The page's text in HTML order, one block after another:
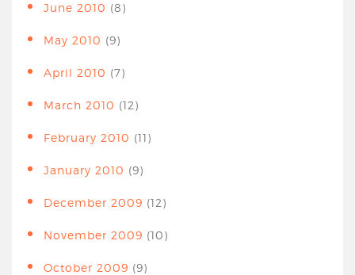
June 2010 (8)
May 2010 (9)
April 2010 (7)
March 2010 (12)
February 2010 (11)
January 2010 (9)
December 2009 (12)
November 2009 (10)
October 2009 (9)